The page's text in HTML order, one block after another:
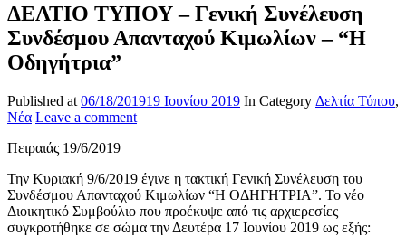
ΔΕΛΤΙΟ ΤΥΠΟΥ – Γενική Συνέλευση
Συνδέσμου Απανταχού Κιμωλίων – “Η
Οδηγήτρια”
Published at 06/18/201919 Ιουνίου 2019 In Category Δελτία Τύπου,
Νέα Leave a comment
Πειραιάς 19/6/2019
Την Κυριακή 9/6/2019 έγινε η τακτική Γενική Συνέλευση του
Συνδέσμου Απανταχού Κιμωλίων “Η ΟΔΗΓΗΤΡΙΑ”. Το νέο
Διοικητικό Συμβούλιο που προέκυψε από τις αρχιερεσίες
συγκροτήθηκε σε σώμα την Δευτέρα 17 Ιουνίου 2019 ως εξής: